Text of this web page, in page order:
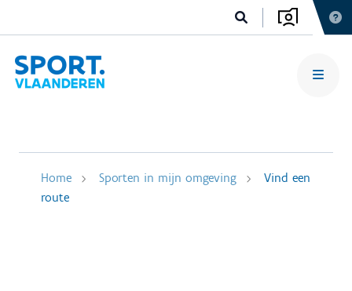
Home Sporten in mijn omgeving
Vind een
route